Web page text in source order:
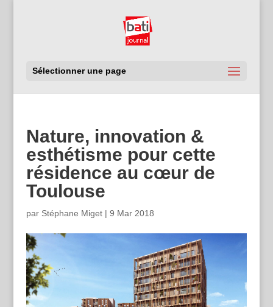
Sélectionner une page
Nature, innovation &
esthétisme pour cette
résidence au cœur de
Toulouse
par Stéphane Miget| 9 Mar 2018